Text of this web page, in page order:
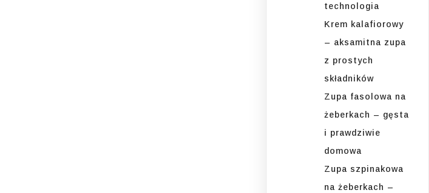
technologia
Krem kalafiorowy
– aksamitna zupa
z prostych
składników
Zupa fasolowa na
żeberkach – gęsta
i prawdziwie
domowa
Zupa szpinakowa
na żeberkach –